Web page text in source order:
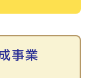
事業